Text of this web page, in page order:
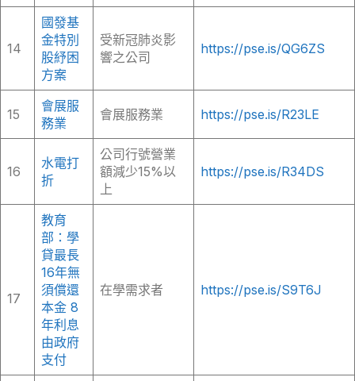
14
國發基
金特別
股紓困
方案
受新冠肺炎影
響之公司
https://pse.is/QG6ZS
15
會展服
務業
會展服務業 https://pse.is/R23LE
16
水電打
折
公司行號營業
額減少15%以
上
https://pse.is/R34DS
17
教育
部：學
貸最長
16年無
須償還
本金 8
年利息
由政府
支付
在學需求者 https://pse.is/S9T6J